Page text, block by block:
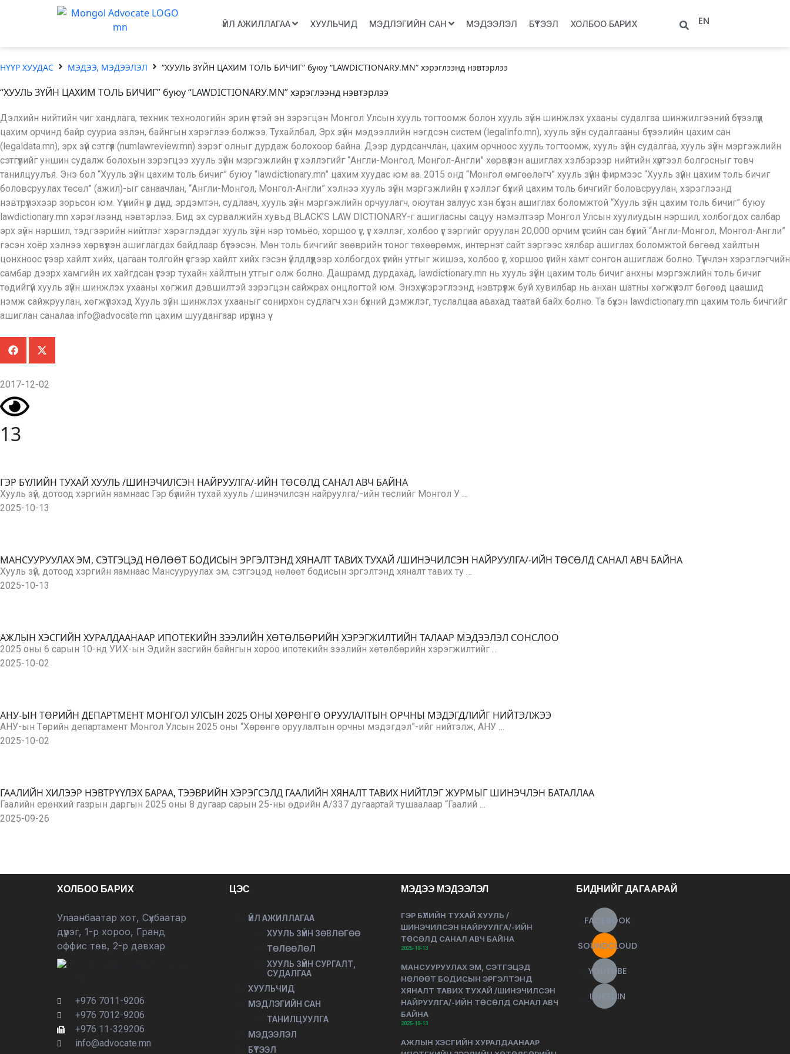
ҮЙЛ АЖИЛЛАГАА ХУУЛЬЧИД МЭДЛЭГИЙН САН МЭДЭЭЛЭЛ БҮТЭЭЛ ХОЛБОО БАРИХ EN
НҮҮР ХУУДАС МЭДЭЭ, МЭДЭЭЛЭЛ “ХУУЛЬ ЗҮЙН ЦАХИМ ТОЛЬ БИЧИГ” буюу “LAWDICTIONARУ.MN” хэрэглээнд нэвтэрлээ
“ХУУЛЬ ЗҮЙН ЦАХИМ ТОЛЬ БИЧИГ” буюу “LAWDICTIONARУ.MN” хэрэглээнд нэвтэрлээ
Дэлхийн нийтийн чиг хандлага, техник технологийн эрин үетэй эн зэрэгцэн Монгол Улсын хууль тогтоомж болон хууль зүйн шинжлэх ухааны судалгаа шинжилгээний бүтээлүүд
цахим орчинд байр сууриа эзлэн, байнгын хэрэглээ болжээ. Тухайлбал, Эрх зүйн мэдээллийн нэгдсэн систем (legalinfo.mn), хууль зүйн судалгааны бүтээлийн цахим сан
(legaldata.mn), эрх зүй сэтгүүл (numlawreview.mn) зэрэг олныг дурдаж болохоор байна. Дээр дурдсанчлан, цахим орчноос хууль тогтоомж, хууль зүйн судалгаа, хууль зүйн мэргэжлийн
сэтгүүлийг уншин судалж болохын зэрэгцээ хууль зүйн мэргэжлийн үг хэллэгийг “Англи-Монгол, Монгол-Англи” хөрвүүлэн ашиглах хэлбэрээр нийтийн хүртээл болгосныг товч
танилцуулъя. Энэ бол “Хууль зүйн цахим толь бичиг” буюу “lawdictionarу.mn” цахим хуудас юм аа. 2015 онд “Монгол өмгөөлөгч” хууль зүйн фирмээс “Хууль зүйн цахим толь бичиг
боловсруулах төсөл” (ажил)-ыг санаачлан, “Англи-Монгол, Монгол-Англи” хэлнээ хууль зүйн мэргэжлийн үг хэллэг бүхий цахим толь бичгийг боловсруулан, хэрэглээнд
нэвтрүүлэхээр зорьсон юм. Үүнийн үр дүнд, эрдэмтэн, судлаач, хууль зүйн мэргэжлийн орчуулагч, оюутан залуус хэн бүхэн ашиглах боломжтой “Хууль зүйн цахим толь бичиг” буюу
lawdictionarу.mn хэрэглээнд нэвтэрлээ. Бид эх сурвалжийн хувьд BLACK’S LAW DICTIONARY-г ашигласны сацуу нэмэлтээр Монгол Улсын хуулиудын нэршил, холбогдох салбар
эрх зүйн нэршил, тэдгээрийн нийтлэг хэрэглэддэг хууль зүйн нэр томьёо, хоршоо үг, үг хэллэг, холбоо үг зэргийг оруулан 20,000 орчим үгсийн сан бүхий “Англи-Монгол, Монгол-Англи”
гэсэн хоёр хэлнээ хөрвүүлэн ашиглагдах байдлаар бүтээсэн. Мөн толь бичгийг зөөврийн тоног төхөөрөмж, интернэт сайт зэргээс хялбар ашиглах боломжтой бөгөөд хайлтын
цонхноос үгээр хайлт хийх, цагаан толгойн үсгээр хайлт хийх гэсэн үйлдлүүдээр холбогдох үгийн утгыг жишээ, холбоо үг, хоршоо үгийн хамт сонгон ашиглаж болно. Түүнчлэн хэрэглэгчийн
самбар дээрх хамгийн их хайгдсан үгээр тухайн хайлтын утгыг олж болно. Дашрамд дурдахад, lawdictionarу.mn нь хууль зүйн цахим толь бичиг анхны мэргэжлийн толь бичиг
төдийгүй хууль зүйн шинжлэх ухааны хөгжил дэвшилтэй зэрэгцэн сайжрах онцлогтой юм. Энэхүү хэрэглээнд нэвтрүүлж буй хувилбар нь анхан шатны хөгжүүлэлт бөгөөд цаашид
нэмж сайжруулан, хөгжүүлэхэд Хууль зүйн шинжлэх ухааныг сонирхон судлагч хэн бүхний дэмжлэг, туслалцаа авахад таатай байх болно. Та бүхэн lawdictionarу.mn цахим толь бичгийг
ашиглан саналаа info@advocate.mn цахим шуудангаар ирүүлнэ үү.
2017-12-02
13
ГЭР БҮЛИЙН ТУХАЙ ХУУЛЬ /ШИНЭЧИЛСЭН НАЙРУУЛГА/-ИЙН ТӨСӨЛД САНАЛ АВЧ БАЙНА
Хууль зүй, дотоод хэргийн яамнаас Гэр бүлийн тухай хууль /шинэчилсэн найруулга/-ийн төслийг Монгол У …
2025-10-13
МАНСУУРУУЛАХ ЭМ, СЭТГЭЦЭД НӨЛӨӨТ БОДИСЫН ЭРГЭЛТЭНД ХЯНАЛТ ТАВИХ ТУХАЙ /ШИНЭЧИЛСЭН НАЙРУУЛГА/-ИЙН ТӨСӨЛД САНАЛ АВЧ БАЙНА
Хууль зүй, дотоод хэргийн яамнаас Мансууруулах эм, сэтгэцэд нөлөөт бодисын эргэлтэнд хяналт тавих ту …
2025-10-13
АЖЛЫН ХЭСГИЙН ХУРАЛДААНААР ИПОТЕКИЙН ЗЭЭЛИЙН ХӨТӨЛБӨРИЙН ХЭРЭГЖИЛТИЙН ТАЛААР МЭДЭЭЛЭЛ СОНСЛОО
2025 оны 6 сарын 10-нд УИХ-ын Эдийн засгийн байнгын хороо ипотекийн зээлийн хөтөлбөрийн хэрэгжилтийг …
2025-10-02
АНУ-ЫН ТӨРИЙН ДЕПАРТМЕНТ МОНГОЛ УЛСЫН 2025 ОНЫ ХӨРӨНГӨ ОРУУЛАЛТЫН ОРЧНЫ МЭДЭГДЛИЙГ НИЙТЭЛЖЭЭ
АНУ-ын Төрийн департамент Монгол Улсын 2025 оны “Хөрөнгө оруулалтын орчны мэдэгдэл”-ийг нийтэлж, АНУ …
2025-10-02
ГААЛИЙН ХИЛЭЭР НЭВТРҮҮЛЭХ БАРАА, ТЭЭВРИЙН ХЭРЭГСЭЛД ГААЛИЙН ХЯНАЛТ ТАВИХ НИЙТЛЭГ ЖУРМЫГ ШИНЭЧЛЭН БАТАЛЛАА
Гаалийн ерөнхий газрын даргын 2025 оны 8 дугаар сарын 25-ны өдрийн А/337 дугаартай тушаалаар “Гаалий …
2025-09-26
ХОЛБОО БАРИХ
Улаанбаатар хот, Сүхбаатар
дүүрэг, 1-р хороо, Гранд
оффис төв, 2-р давхар
+976 7011-9206
+976 7012-9206
+976 11-329206
info@advocate.mn
ЦЭС
ҮЙЛ АЖИЛЛАГАА
ХУУЛЬ ЗҮЙН ЗӨВЛӨГӨӨ
ТӨЛӨӨЛӨЛ
ХУУЛЬ ЗҮЙН СУРГАЛТ,
СУДАЛГАА
ХУУЛЬЧИД
МЭДЛЭГИЙН САН
ТАНИЛЦУУЛГА
МЭДЭЭЛЭЛ
БҮТЭЭЛ
МЭДЭЭ МЭДЭЭЛЭЛ
ГЭР БҮЛИЙН ТУХАЙ ХУУЛЬ /
ШИНЭЧИЛСЭН НАЙРУУЛГА/-ИЙН
ТӨСӨЛД САНАЛ АВЧ БАЙНА
2025-10-13
МАНСУУРУУЛАХ ЭМ, СЭТГЭЦЭД
НӨЛӨӨТ БОДИСЫН ЭРГЭЛТЭНД
ХЯНАЛТ ТАВИХ ТУХАЙ /ШИНЭЧИЛСЭН
НАЙРУУЛГА/-ИЙН ТӨСӨЛД САНАЛ АВЧ
БАЙНА
2025-10-13
АЖЛЫН ХЭСГИЙН ХУРАЛДААНААР
БИДНИЙГ ДАГААРАЙ
FACEBOOK
SOUNDCLOUD
YOUTUBE
LINKEDIN